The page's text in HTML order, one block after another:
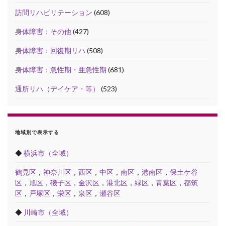
訪問リハビリテーション (608)
身体障害：その他(427)
身体障害：回復期リハ (508)
身体障害：急性期・亜急性期 (681)
通所リハ（デイケア・等） (523)
地域別で表示する
◆横浜市（全域）
鶴見区 ， 神奈川区 ， 西区 ， 中区 ， 南区 ， 港南区 ， 保土ケ谷
区 ， 旭区 ， 磯子区 ， 金沢区 ， 港北区 ， 緑区 ， 青葉区 ， 都筑
区 ， 戸塚区 ， 栄区 ， 泉区 ， 瀬谷区
◆ 川崎市（全域）